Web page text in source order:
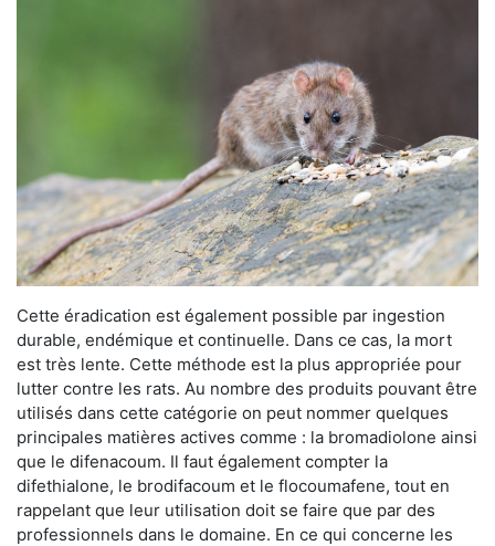
Cette éradication est également possible par ingestion
durable, endémique et continuelle. Dans ce cas, la mort
est très lente. Cette méthode est la plus appropriée pour
lutter contre les rats. Au nombre des produits pouvant être
utilisés dans cette catégorie on peut nommer quelques
principales matières actives comme : la bromadiolone ainsi
que le difenacoum. Il faut également compter la
difethialone, le brodifacoum et le flocoumafene, tout en
rappelant que leur utilisation doit se faire que par des
professionnels dans le domaine. En ce qui concerne les